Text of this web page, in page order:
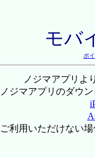
モバ
ポ
ノジマアプリよ
ノジマアプリのダウ
利用いただけない